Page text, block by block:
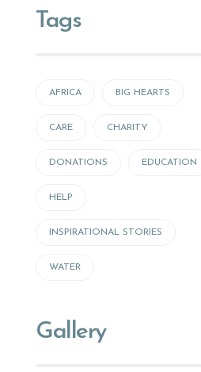
Tags
AFRICA BIG HEARTS
CARE CHARITY
DONATIONS EDUCATION
HELP
INSPIRATIONAL STORIES
WATER
Gallery